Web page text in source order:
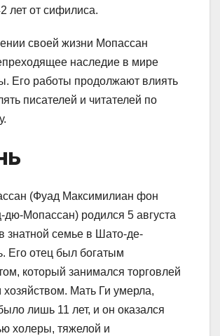
лет от сифилиса.
своей жизни Мопассан
наследие в мире
Его работы продолжают влиять
писателей и читателей по
(Фуад Максимилиан фон
дю-Мопассан) родился 5 августа
знатной семье в Шато-де-
Его отец был богатым
который занимался торговлей
хозяйством. Мать Ги умерла,
лишь 11 лет, и он оказался
холеры, тяжелой и